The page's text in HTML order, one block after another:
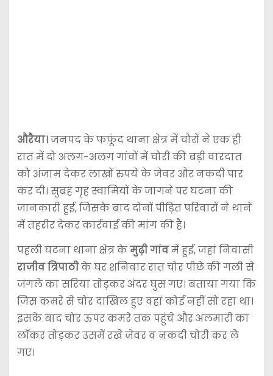
औरैया।जनपद के फफूंद थाना क्षेत्र में चोरों ने एक ही
रात में दो अलग-अलग गांवों में चोरी की बड़ी वारदात
को अंजाम देकर लाखों रुपये के जेवर और नकदी पार
कर दी। सुबह गृह स्वामियों के जागने पर घटना की
जानकारी हुई, जिसके बाद दोनों पीड़ित परिवारों ने थाने
में तहरीर देकर कार्रवाई की मांग की है।
पहली घटना थाना क्षेत्र केमुढ़ी गांवमें हुई, जहां निवासी
राजीव त्रिपाठीके घर शनिवार रात चोर पीछे की गली से
जंगले का सरिया तोड़कर अंदर घुस गए। बताया गया कि
जिस कमरे से चोर दाखिल हुए वहां कोई नहीं सो रहा था।
इसके बाद चोर ऊपर कमरे तक पहुंचे और अलमारी का
लॉकर तोड़कर उसमें रखे जेवर व नकदी चोरी कर ले
गए।